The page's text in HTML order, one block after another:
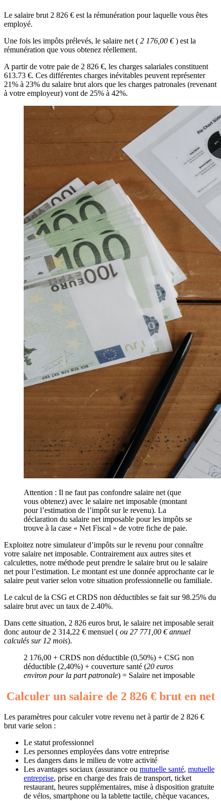
Le salaire brut 2 826 € est la rémunération pour laquelle vous êtes
employé.
Une fois les impôts prélevés, le salaire net ( 2 176,00 €) est la
rémunération que vous obtenez réellement.
A partir de votre paie de 2 826 €, les charges salariales constituent
613.73 €. Ces différentes charges inévitables peuvent représenter
21% à 23% du salaire brut alors que les charges patronales (revenant
à votre employeur) vont de 25% à 42%.
Attention : Il ne faut pas confondre salaire net (que
vous obtenez) avec le salaire net imposable (montant
pour l’estimation de l’impôt sur le revenu). La
déclaration du salaire net imposable pour les impôts se
trouve à la case « Net Fiscal » de votre fiche de paie.
Exploitez notre simulateur d’impôts sur le revenu pour connaître
votre salaire net imposable. Contrairement aux autres sites et
calculettes, notre méthode peut prendre le salaire brut ou le salaire
net pour l’estimation. Le montant est une donnée approchante car le
salaire peut varier selon votre situation professionnelle ou familiale.
Le calcul de la CSG et CRDS non déductibles se fait sur 98.25% du
salaire brut avec un taux de 2.40%.
Dans cette situation, 2 826 euros brut, le salaire net imposable serait
donc autour de 2 314,22 € mensuel ( ou 27 771,00 € annuel
calculés sur 12 mois).
2 176,00 + CRDS non déductible (0,50%) + CSG non
déductible (2,40%) + couverture santé (20 euros
environ pour la part patronale) = Salaire net imposable
Calculer un salaire de 2 826 € brut en net
Les paramètres pour calculer votre revenu net à partir de 2 826 €
brut varie selon :
Le statut professionnel
Les personnes employées dans votre entreprise
Les dangers dans le milieu de votre activité
Les avantages sociaux (assurance ou mutuelle santé, mutuelle
entreprise, prise en charge des frais de transport, ticket
restaurant, heures supplémentaires, mise à disposition gratuite
de vélos, smartphone ou la tablette tactile, chèque vacances,